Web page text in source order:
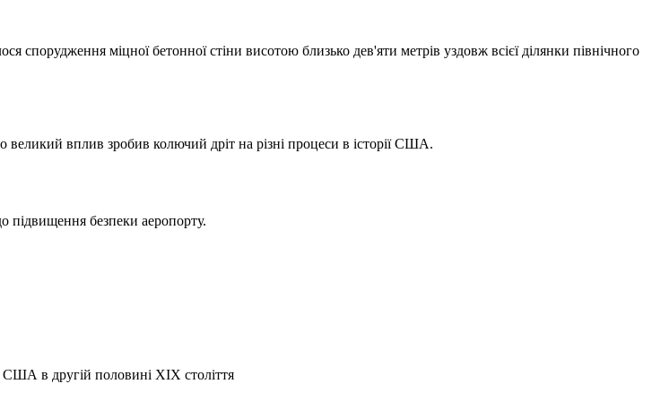
спорудження міцної бетонної стіни висотою близько дев'яти метрів уздовж всієї ділянки північного
вплив зробив колючий дріт на різні процеси в історії США.
підвищення безпеки аеропорту.
США в другій половині XIX століття